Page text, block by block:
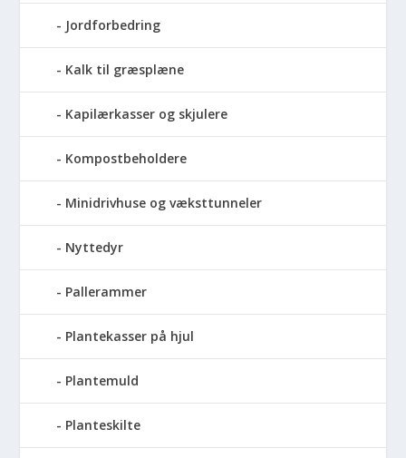
Jordforbedring
Kalk til græsplæne
Kapilærkasser og skjulere
Kompostbeholdere
Minidrivhuse og væksttunneler
Nyttedyr
Pallerammer
Plantekasser på hjul
Plantemuld
Planteskilte